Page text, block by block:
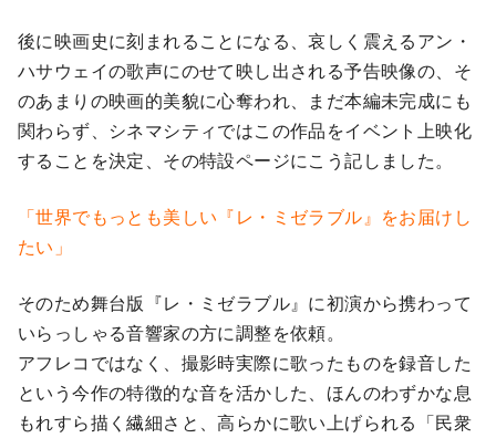
後に映画史に刻まれることになる、哀しく震えるアン・
ハサウェイの歌声にのせて映し出される予告映像の、そ
のあまりの映画的美貌に心奪われ、まだ本編未完成にも
関わらず、シネマシティではこの作品をイベント上映化
することを決定、その特設ページにこう記しました。
「世界でもっとも美しい『レ・ミゼラブル』をお届けし
たい」
そのため舞台版『レ・ミゼラブル』に初演から携わって
いらっしゃる音響家の方に調整を依頼。
アフレコではなく、撮影時実際に歌ったものを録音した
という今作の特徴的な音を活かした、ほんのわずかな息
もれすら描く繊細さと、高らかに歌い上げられる「民衆